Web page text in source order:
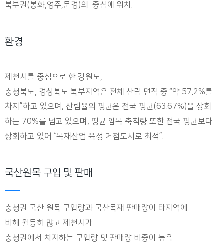
북부권(봉화,영주,문경)의 중심에 위치.
환경
제천시를 중심으로 한 강원도,
충청북도, 경상북도 북부지역은 전체 산림 면적 중 “약 57.2%를
차지”하고 있으며, 산림율의 평균은 전국 평균(63.67%)을 상회
하는 70%를 넘고 있으며, 평균 임목 축척량 또한 전국 평균보다
상회하고 있어 “목재산업 육성 거점도시로 최적”.
국산원목 구입 및 판매
충청권 국산 원목 구입량과 국산목재 판매량이 타지역에
비해 월등히 많고 제천시가
충청권에서 차지하는 구입량 및 판매량 비중이 높음